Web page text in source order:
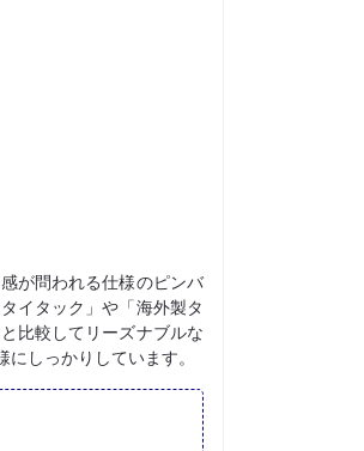
が問われる仕様のピンバ
イタック」や「海外製タ
比較してリーズナブルな
しっかりしています。